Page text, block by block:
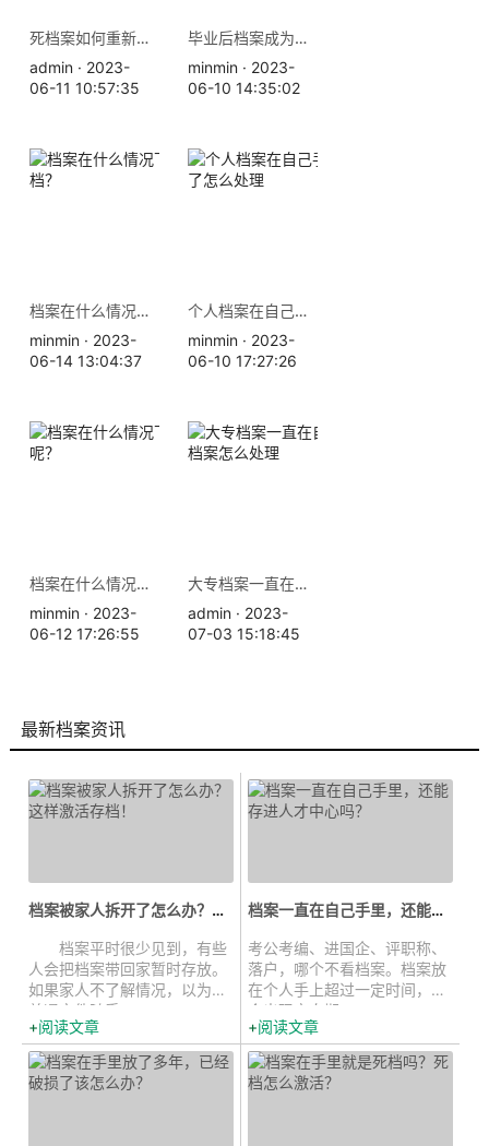
死档案如何重新激活？
admin · 2023-
06-11 10:57:35
毕业后档案成为死档，如何激活
minmin · 2023-
06-10 14:35:02
档案在什么情况下属于死档？
minmin · 2023-
06-14 13:04:37
个人档案在自己手里，拆开了怎么处理
minmin · 2023-
06-10 17:27:26
档案在什么情况下会失效呢？
minmin · 2023-
06-12 17:26:55
大专档案一直在自己手里，档案怎么处理
admin · 2023-
07-03 15:18:45
最新档案资讯
档案被家人拆开了怎么办？这样激活...
档案平时很少见到，有些
人会把档案带回家暂时存放。
如果家人不了解情况，以为是
普通文件随手...
阅读文章
档案一直在自己手里，还能存进人才...
考公考编、进国企、评职称、
落户，哪个不看档案。档案放
在个人手上超过一定时间，就
会出现空白期，...
阅读文章